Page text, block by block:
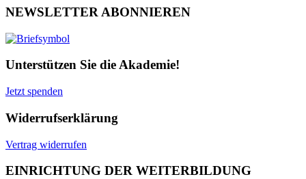
NEWSLETTER ABONNIEREN
Unterstützen Sie die Akademie!
Jetzt spenden
Widerrufserklärung
Vertrag widerrufen
EINRICHTUNG DER WEITERBILDUNG